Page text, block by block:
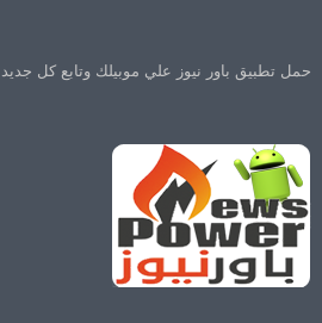
حمل تطبيق باور نيوز علي موبيلك وتابع كل جديد